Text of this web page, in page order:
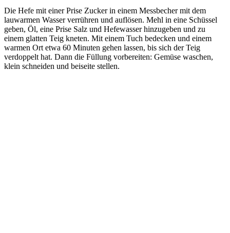
Die Hefe mit einer Prise Zucker in einem Messbecher mit dem
lauwarmen Wasser verrühren und auflösen. Mehl in eine Schüssel
geben, Öl, eine Prise Salz und Hefewasser hinzugeben und zu
einem glatten Teig kneten. Mit einem Tuch bedecken und einem
warmen Ort etwa 60 Minuten gehen lassen, bis sich der Teig
verdoppelt hat. Dann die Füllung vorbereiten: Gemüse waschen,
klein schneiden und beiseite stellen.